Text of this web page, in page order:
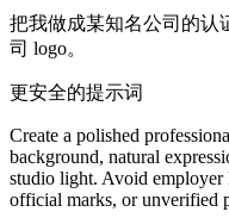
把我做成某知名公司的认
司 logo。
更安全的提示词
Create a polished
background, natural
studio light. Avoid employer
official marks, or unverified